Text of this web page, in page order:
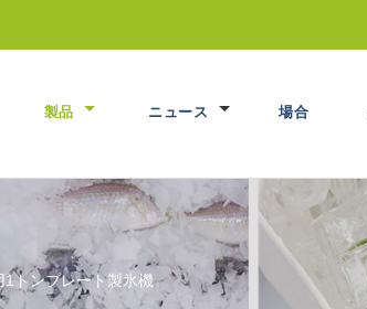
製品 ニュース 場合
トンプレート製氷機